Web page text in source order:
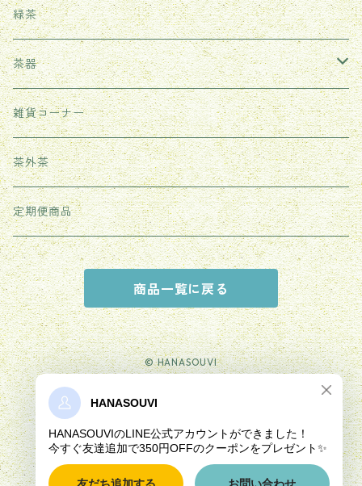
祁門紅茶（世界三大紅茶の一つ）
緑茶
茶器
耐熱ガラス茶器
紫砂茶壺
その他
雑貨コーナー
茶外茶
定期便商品
商品一覧に戻る
© HANASOUVI